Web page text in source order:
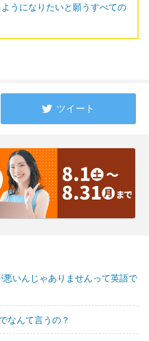
うになりたいと願うすべての
ツイート
いんじゃありませんって英語で
なんて言うの？